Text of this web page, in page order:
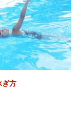
ぎ方